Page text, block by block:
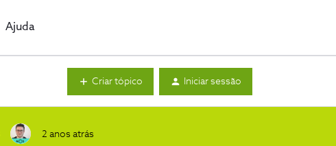
Ajuda
Criar tópico Iniciar sessão
2 anos atrás